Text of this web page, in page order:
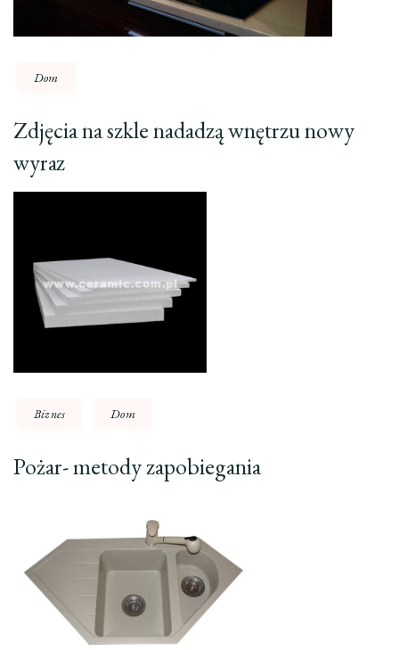
Dom
Zdjęcia na szkle nadadzą wnętrzu nowy
wyraz
Biznes Dom
Pożar- metody zapobiegania